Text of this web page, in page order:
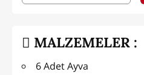
MALZEMELER :
6 Adet Ayva